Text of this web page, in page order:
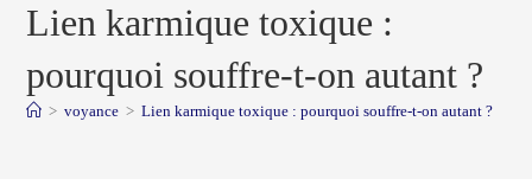
Lien karmique toxique :
pourquoi souffre-t-on autant ?
> voyance > Lien karmique toxique : pourquoi souffre-t-on autant ?